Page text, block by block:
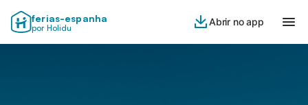
ferias-espanha
por Holidu
Abrir no app